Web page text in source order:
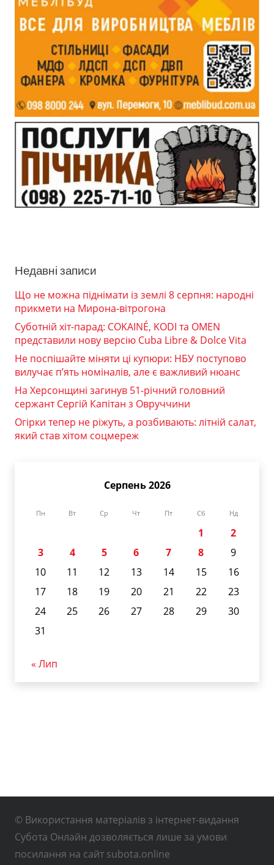
Недавні записи
Що не можна піднімати із землі 8 серпня: народні
прикмети на Мирона-вітрогона
Суботній хіт-парад: COKAINÉ, KODI та OMEN
представили нову версію Cuba Libre & Dolce Vita
Не поспішайте міняти ці купюри: НБУ поступово
вилучає п’ять номіналів, але є важливий нюанс
На Херсонщині загинув 51-річний головний
сержант Сергій Капітан з Овруччини
Огірки тепер не ріжуть, а розбивають: літній салат,
який став хітом соцмереж
Серпень 2026
Пн Вт Ср Чт Пт Сб Нд
1
2
3
4 5 6 7 8
9
10
11 12 13 14 15
16
17
18 19 20 21 22
23
24
25 26 27 28 29
30
31
« Лип
© Використання матеріалів з інтернет-видання
Субота Онлайн дозволяється лише за умови
посилання на сайт subota.online